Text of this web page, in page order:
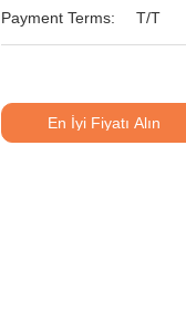
Payment Terms: T/T
En İyi Fiyatı Alın